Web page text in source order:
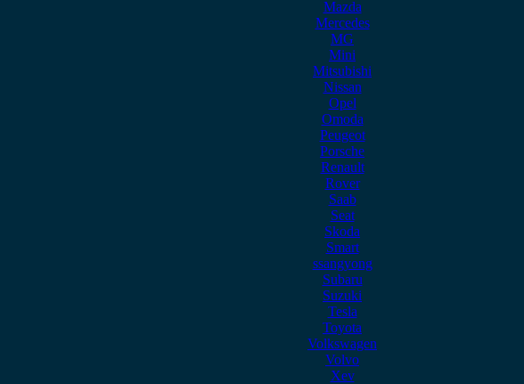
Mazda
Mercedes
MG
Mini
Mitsubishi
Nissan
Opel
Omoda
Peugeot
Porsche
Renault
Rover
Saab
Seat
Skoda
Smart
ssangyong
Subaru
Suzuki
Tesla
Toyota
Volkswagen
Volvo
Xev